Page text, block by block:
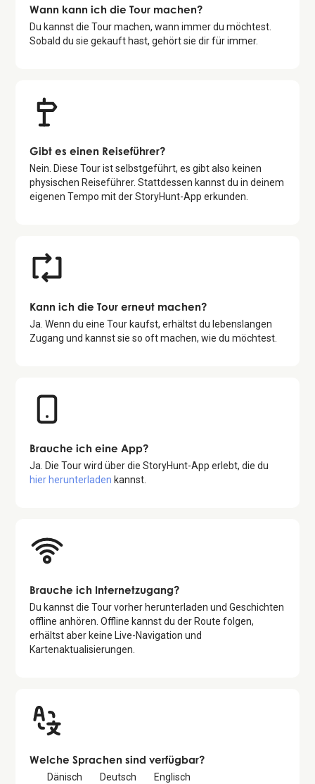
Wann kann ich die Tour machen?
Du kannst die Tour machen, wann immer du möchtest.
Sobald du sie gekauft hast, gehört sie dir für immer.
Gibt es einen Reiseführer?
Nein. Diese Tour ist selbstgeführt, es gibt also keinen
physischen Reiseführer. Stattdessen kannst du in deinem
eigenen Tempo mit der StoryHunt-App erkunden.
Kann ich die Tour erneut machen?
Ja. Wenn du eine Tour kaufst, erhältst du lebenslangen
Zugang und kannst sie so oft machen, wie du möchtest.
Brauche ich eine App?
Ja. Die Tour wird über die StoryHunt-App erlebt, die du
hier herunterladen kannst.
Brauche ich Internetzugang?
Du kannst die Tour vorher herunterladen und Geschichten
offline anhören. Offline kannst du der Route folgen,
erhältst aber keine Live-Navigation und
Kartenaktualisierungen.
Welche Sprachen sind verfügbar?
Dänisch Deutsch
Englisch